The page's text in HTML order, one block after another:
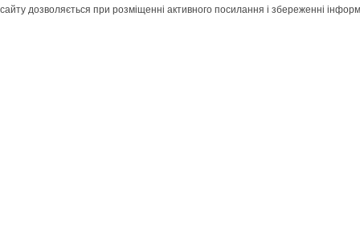
сайту дозволяється при розміщенні активного посилання і збереженні